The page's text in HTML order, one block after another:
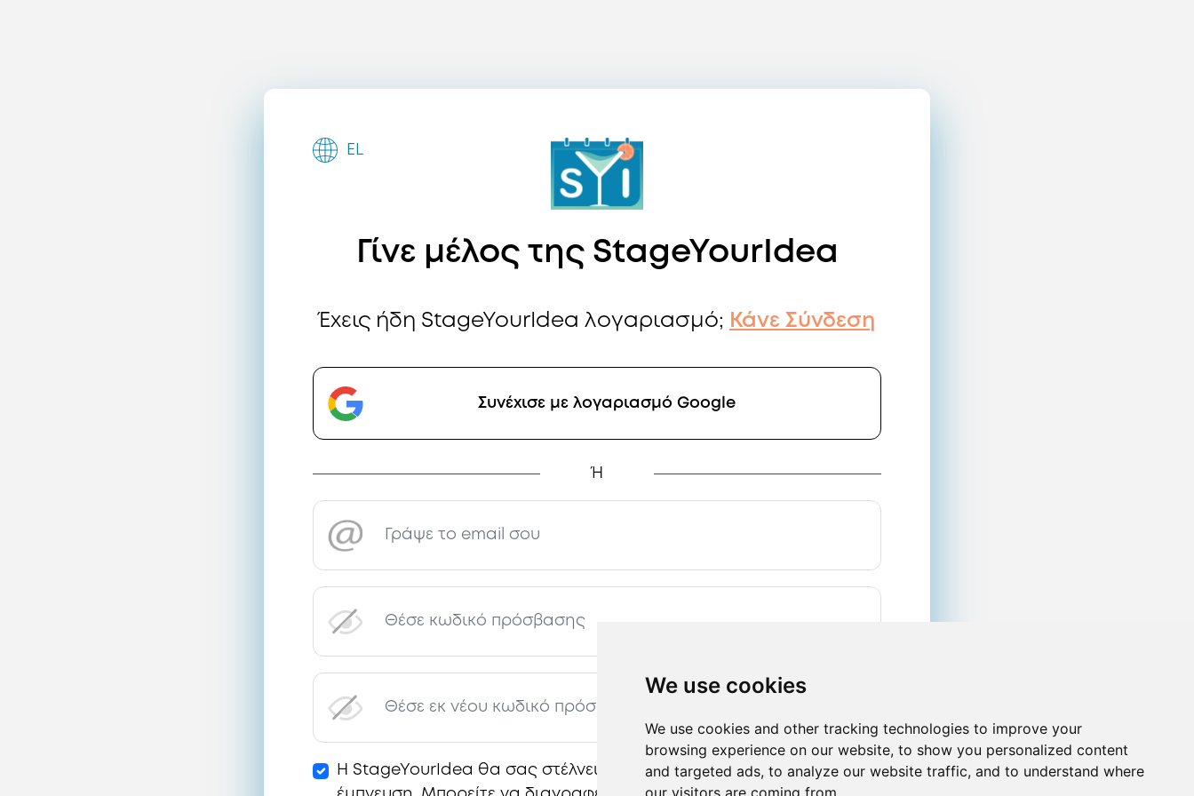
We use cookies
We use cookies and other tracking technologies to improve your
browsing experience on our website, to show you personalized content
and targeted ads, to analyze our website traffic, and to understand where
our visitors are coming from.
EL
Γίνε μέλος της StageYourIdea
Έχεις ήδη StageYourIdea λογαριασμό; Κάνε Σύνδεση
Συνέχισε με λογαριασμό Google
Ή
Η StageYourIdea θα σας στέλνει προσφορές, και email για